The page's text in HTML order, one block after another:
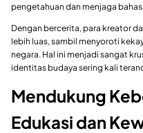
pengetahuan dan menjaga
Dengan bercerita, para kreator
lebih luas, sambil menyoroti
negara. Hal ini menjadi sangat
identitas budaya sering kali
Mendukung
Edukasi dan